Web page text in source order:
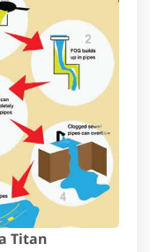
Titan